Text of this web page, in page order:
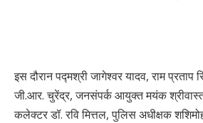
इस दौरान पद्मश्री जागेश्वर यादव, राम
जी.आर. चुरेंद्र, जनसंपर्क आयुक्त मयंक
कलेक्टर डॉ. रवि मित्तल, पुलिस अधीक्षक